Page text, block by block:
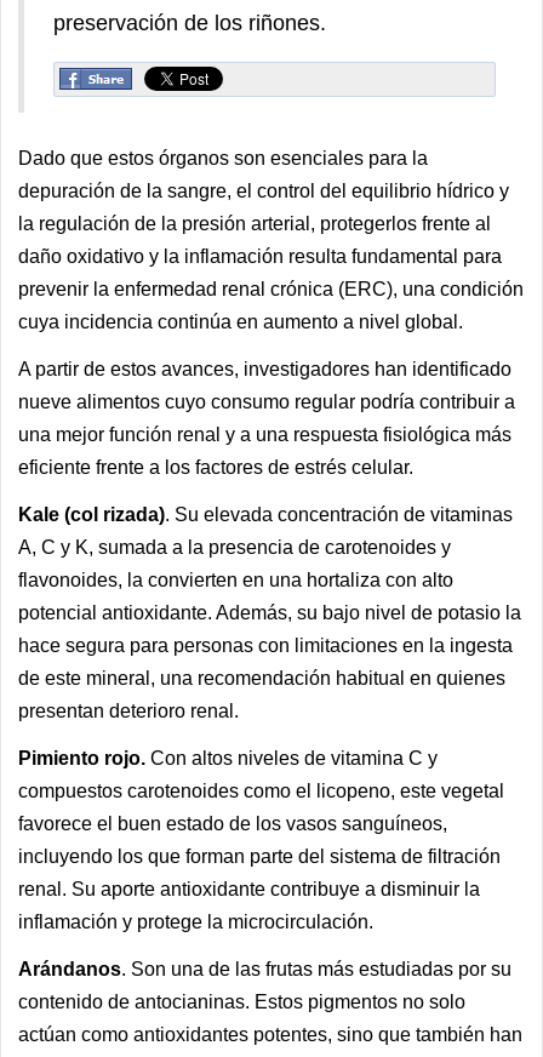
preservación de los riñones.
Dado que estos órganos son esenciales para la
depuración de la sangre, el control del equilibrio hídrico y
la regulación de la presión arterial, protegerlos frente al
daño oxidativo y la inflamación resulta fundamental para
prevenir la enfermedad renal crónica (ERC), una condición
cuya incidencia continúa en aumento a nivel global.
A partir de estos avances, investigadores han identificado
nueve alimentos cuyo consumo regular podría contribuir a
una mejor función renal y a una respuesta fisiológica más
eficiente frente a los factores de estrés celular.
Kale (col rizada). Su elevada concentración de vitaminas
A, C y K, sumada a la presencia de carotenoides y
flavonoides, la convierten en una hortaliza con alto
potencial antioxidante. Además, su bajo nivel de potasio la
hace segura para personas con limitaciones en la ingesta
de este mineral, una recomendación habitual en quienes
presentan deterioro renal.
Pimiento rojo. Con altos niveles de vitamina C y
compuestos carotenoides como el licopeno, este vegetal
favorece el buen estado de los vasos sanguíneos,
incluyendo los que forman parte del sistema de filtración
renal. Su aporte antioxidante contribuye a disminuir la
inflamación y protege la microcirculación.
Arándanos. Son una de las frutas más estudiadas por su
contenido de antocianinas. Estos pigmentos no solo
actúan como antioxidantes potentes, sino que también han